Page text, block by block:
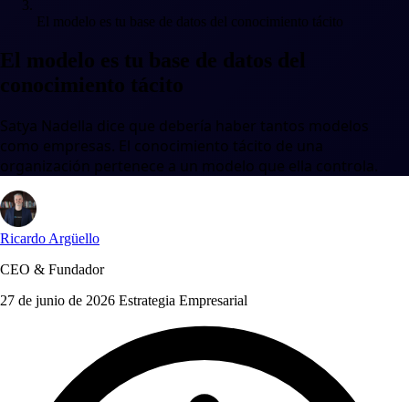
El modelo es tu base de datos del conocimiento tácito
El modelo es tu base de datos del
conocimiento tácito
Satya Nadella dice que debería haber tantos modelos
como empresas. El conocimiento tácito de una
organización pertenece a un modelo que ella controla.
Ricardo Argüello
CEO & Fundador
27 de junio de 2026 Estrategia Empresarial